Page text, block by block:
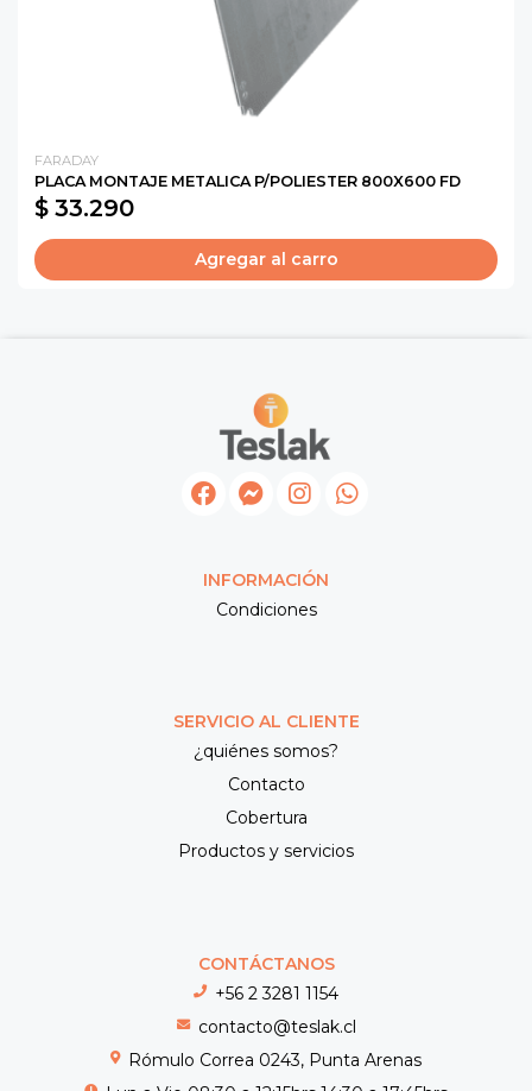
FARADAY
PLACA MONTAJE METALICA P/POLIESTER 800X600 FD
$ 33.290
Agregar al carro
INFORMACIÓN
Condiciones
SERVICIO AL CLIENTE
¿quiénes somos?
Contacto
Cobertura
Productos y servicios
CONTÁCTANOS
+56 2 3281 1154
contacto@teslak.cl
Rómulo Correa 0243, Punta Arenas